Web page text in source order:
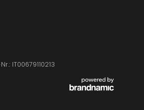
IT00679110213